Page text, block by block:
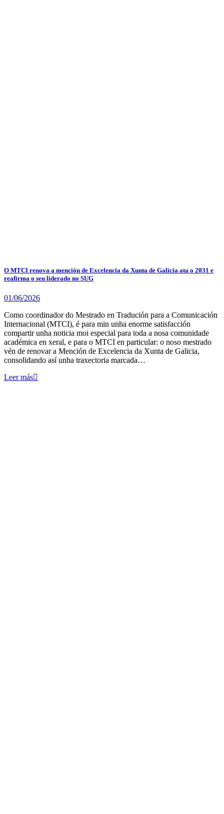
O MTCI renova a mención de Excelencia da Xunta de Galicia ata o 2031 e
reafirma o seu liderado no SUG
01/06/2026
Como coordinador do Mestrado en Tradución para a Comunicación
Internacional (MTCI), é para min unha enorme satisfacción
compartir unha noticia moi especial para toda a nosa comunidade
académica en xeral, e para o MTCI en particular: o noso mestrado
vén de renovar a Mención de Excelencia da Xunta de Galicia,
consolidando así unha traxectoria marcada…
Leer más